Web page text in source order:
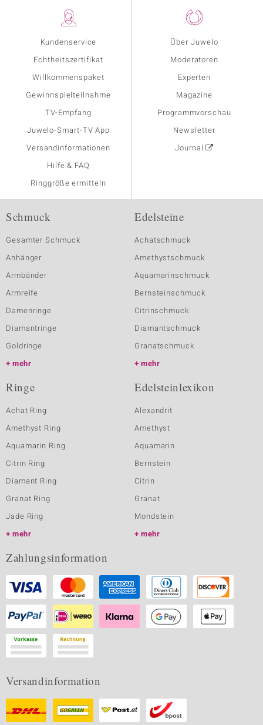
Kundenservice
Echtheitszertifikat
Willkommenspaket
Gewinnspielteilnahme
TV-Empfang
Juwelo-Smart-TV App
Versandinformationen
Hilfe & FAQ
Ringgröße ermitteln
Über Juwelo
Moderatoren
Experten
Magazine
Programmvorschau
Newsletter
Journal
Schmuck
Gesamter Schmuck
Anhänger
Armbänder
Armreife
Damenringe
Diamantringe
Goldringe
mehr
Edelsteine
Achatschmuck
Amethystschmuck
Aquamarinschmuck
Bernsteinschmuck
Citrinschmuck
Diamantschmuck
Granatschmuck
mehr
Ringe
Achat Ring
Amethyst Ring
Aquamarin Ring
Citrin Ring
Diamant Ring
Granat Ring
Jade Ring
mehr
Edelsteinlexikon
Alexandrit
Amethyst
Aquamarin
Bernstein
Citrin
Granat
Mondstein
mehr
Zahlungsinformation
Versandinformation